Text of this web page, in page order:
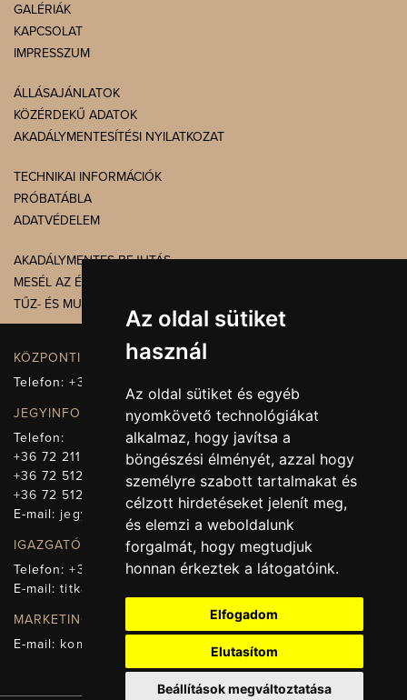
Az oldal sütiket
használ
Az oldal sütiket és egyéb
nyomkövető technológiákat
alkalmaz, hogy javítsa a
böngészési élményét, azzal hogy
személyre szabott tartalmakat és
célzott hirdetéseket jelenít meg,
és elemzi a weboldalunk
forgalmát, hogy megtudjuk
honnan érkeztek a látogatóink.
Elfogadom
Elutasítom
Beállítások megváltoztatása
GALÉRIÁK
KAPCSOLAT
IMPRESSZUM
ÁLLÁSAJÁNLATOK
KÖZÉRDEKŰ ADATOK
AKADÁLYMENTESÍTÉSI NYILATKOZAT
TECHNIKAI INFORMÁCIÓK
PRÓBATÁBLA
ADATVÉDELEM
AKADÁLYMENTES BEJUTÁS
MESÉL AZ ÉPÜLET
TŰZ- ÉS MUNKAVÉDELEM
KÖZPONTI ELÉRHETŐSÉG, TELEFONKÖZPONT
Telefon:+36 72 512-660
JEGYINFORMÁCIÓ
Telefon:
+36 72 211-965
+36 72 512-669
+36 72 512-675
E-mail: jegy@pnsz.hu
IGAZGATÓSÁG, TITKÁRSÁG
Telefon:+36 72 512-671
E-mail:titkarsag@pnsz.hu
MARKETING, SAJTÓ, KOMMUNIKÁCIÓ
E-mail: kommunikacio@pnsz.hu